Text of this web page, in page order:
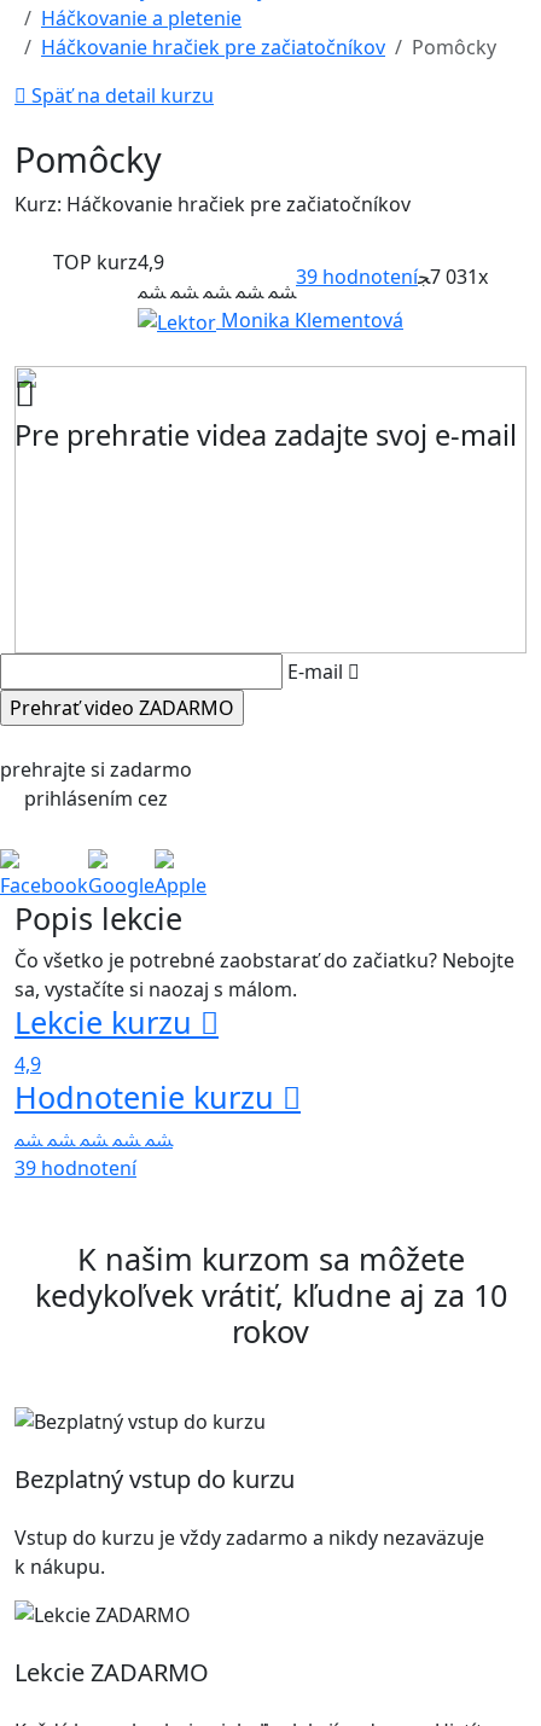
Háčkovanie a pletenie
Háčkovanie hračiek pre začiatočníkov
Pomôcky
Späť na detail kurzu
Pomôcky
Kurz: Háčkovanie hračiek pre začiatočníkov
TOP kurz4,9
39 hodnotení 7 031x
Monika Klementová
Pre prehratie videa zadajte svoj e-mail
E-mail
prehrajte si zadarmo
prihlásením cez
FacebookGoogleApple
Popis lekcie
Čo všetko je potrebné zaobstarať do začiatku? Nebojte
sa, vystačíte si naozaj s málom.
Lekcie kurzu
4,9
Hodnotenie kurzu
39 hodnotení
K našim kurzom sa môžete
kedykoľvek vrátiť, kľudne aj za 10
rokov
Bezplatný vstup do kurzu
Vstup do kurzu je vždy zadarmo a nikdy nezaväzuje
k nákupu.
Lekcie ZADARMO